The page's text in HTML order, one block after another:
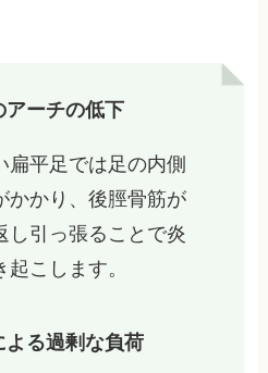
アーチの低下
扁平足では足の内側
かかり、後脛骨筋が
し引っ張ることで炎
こします。
よる過剰な負荷